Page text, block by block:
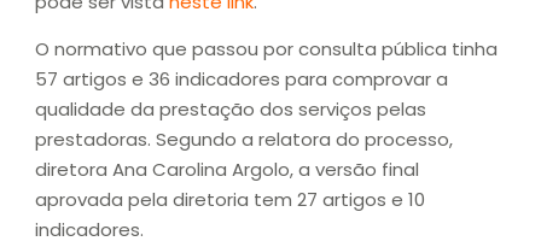
O normativo que passou por consulta pública tinha
57 artigos e 36 indicadores para comprovar a
qualidade da prestação dos serviços pelas
prestadoras. Segundo a relatora do processo,
diretora Ana Carolina Argolo, a versão final
aprovada pela diretoria tem 27 artigos e 10
indicadores.